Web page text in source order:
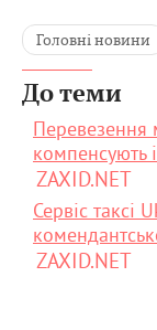
Головні новини
До теми
Перевезення
компенсують
ZAXID.NET
Сервіс таксі
ZAXID.NET